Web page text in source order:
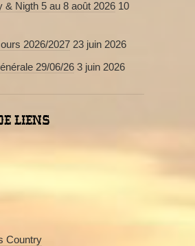
& Nigth 5 au 8 août 2026 10
2026/2027 23 juin 2026
29/06/26 3 juin 2026
LIENS
Country